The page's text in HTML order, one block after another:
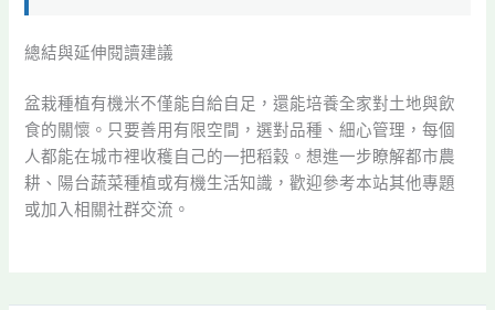
總結與延伸閱讀建議
盆栽種植有機米不僅能自給自足，還能培養全家對土地與飲
食的關懷。只要善用有限空間，選對品種、細心管理，每個
人都能在城市裡收穫自己的一把稻穀。想進一步瞭解都市農
耕、陽台蔬菜種植或有機生活知識，歡迎參考本站其他專題
或加入相關社群交流。